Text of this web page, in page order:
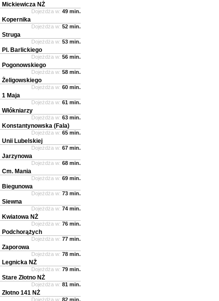
Mickiewicza NŻ
Dojeżdża w: 49 min.
Kopernika
Dojeżdża w: 52 min.
Struga
Dojeżdża w: 53 min.
Pl. Barlickiego
Dojeżdża w: 56 min.
Pogonowskiego
Dojeżdża w: 58 min.
Żeligowskiego
Dojeżdża w: 60 min.
1 Maja
Dojeżdża w: 61 min.
Włókniarzy
Dojeżdża w: 63 min.
Konstantynowska (Fala)
Dojeżdża w: 65 min.
Unii Lubelskiej
Dojeżdża w: 67 min.
Jarzynowa
Dojeżdża w: 68 min.
Cm. Mania
Dojeżdża w: 69 min.
Biegunowa
Dojeżdża w: 73 min.
Siewna
Dojeżdża w: 74 min.
Kwiatowa NŻ
Dojeżdża w: 76 min.
Podchorążych
Dojeżdża w: 77 min.
Zaporowa
Dojeżdża w: 78 min.
Legnicka NŻ
Dojeżdża w: 79 min.
Stare Złotno NŻ
Dojeżdża w: 81 min.
Złotno 141 NŻ
Dojeżdża w: 82 min.